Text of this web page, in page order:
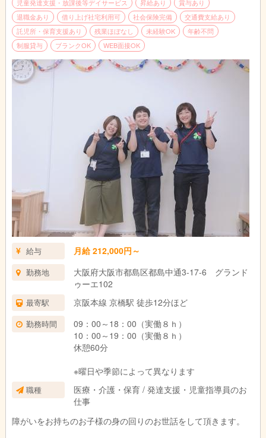
その苦手なことを一緒にできるまで手助けする。そんなお仕事で
す。
児童発達支援・放課後等デイサービス 昇給あり
賞与あり
退職金あり
借り上げ社宅利用可 社会保険完備
交通費支給あり
託児所・保育支援あり
残業ほぼなし 未経験OK
年齢不問
制服貸与
ブランクOK WEB面接OK
給与 月給 212,000円～
勤務地
大阪府大阪市都島区都島中通3-17-6 グランド
ゥーエ102
最寄駅 京阪本線 京橋駅 徒歩12分ほど
勤務時間
09：00～18：00（実働８ｈ）
10：00～19：00（実働８ｈ）
休憩60分
※曜日や季節によって異なります
職種
医療・介護・保育 / 発達支援・児童指導員のお
仕事
障がいをお持ちのお子様の身の回りのお世話をして頂きます。